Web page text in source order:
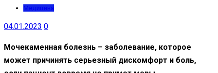
Медицина
04.01.2023 0
Мочекаменная болезнь – заболевание, которое
может причинять серьезный дискомфорт и боль,